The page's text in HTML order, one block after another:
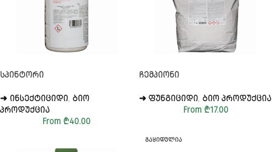
ᲡᲞᲘᲜᲢᲝᲠᲘ
➜ ᲘᲜᲡᲔᲥᲢᲘᲪᲘᲓᲘ, ᲑᲘᲝ
ᲞᲠᲝᲓᲣᲥᲪᲘᲐ
From ₾40.00
ᲩᲔᲛᲞᲘᲝᲜᲘ
➜ ᲤᲣᲜᲒᲘᲪᲘᲓᲘ, ᲑᲘᲝ ᲞᲠᲝᲓᲣᲥᲪᲘᲐ
From ₾17.00
ᲒᲐᲧᲘᲓᲣᲚᲘᲐ